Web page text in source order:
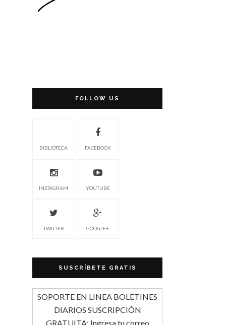
FOLLOW US
BIBLIOTECA FACEBOOK
INSTAGRAM YOUTUBE
TWITTER GOOGLE+
SUSCRÍBETE GRATIS
SOPORTE EN LINEA BOLETINES
DIARIOS SUSCRIPCIÓN
GRATUITA: Ingresa tu correo